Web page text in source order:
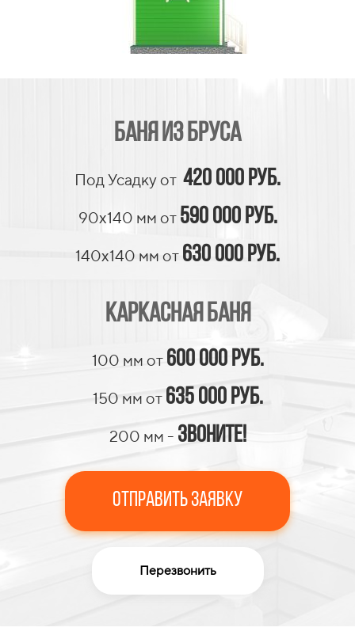
баня из бруса
Под Усадку от 420 000 руб.
90х140 мм от 590 000 руб.
140х140 мм от 630 000 руб.
Каркасная баня
100 мм от 600 000 руб.
150 мм от 635 000 руб.
200 мм - Звоните!
Отправить Заявку
Перезвонить